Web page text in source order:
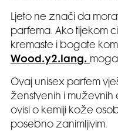
Ljeto ne znači da
parfema. Ako tijekom
kremaste i bogate
Wood.y2.lang.
Ovaj unisex parfem
ženstvenih i
ovisi o kemiji kože
posebno zanimljivim.